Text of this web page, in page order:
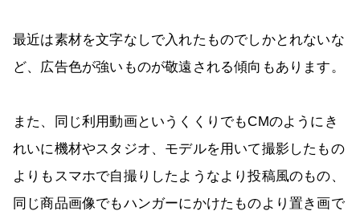
最近は素材を文字なしで入れたものでしかとれないな
ど、広告色が強いものが敬遠される傾向もあります。
また、同じ利用動画というくくりでもCMのようにき
れいに機材やスタジオ、モデルを用いて撮影したもの
よりもスマホで自撮りしたようなより投稿風のもの、
同じ商品画像でもハンガーにかけたものより置き画で